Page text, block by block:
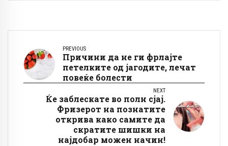
PREVIOUS
Причини да не ги фрлајте
петелките од јагодите, лечат
повеќе болести
NEXT
Ќе заблескате во полн сјај.
Фризерот на познатите
открива како самите да
скратите шишки на
најдобар можен начин!